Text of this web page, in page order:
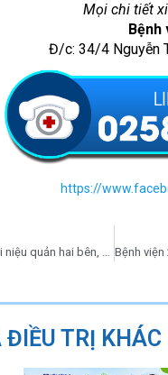
Mọi chi tiết
Bệnh
Đ/c: 34/4 Nguyễn
https://
Phẫu thuật nội soi tán sỏi niệu quản hai bên, bảo tồn chức năng thận cho người bệnh
ĐIỀU TRỊ KHÁC